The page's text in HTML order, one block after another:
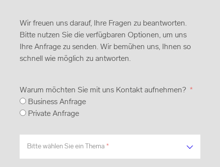
Wir freuen uns darauf, Ihre Fragen zu beantworten.
Bitte nutzen Sie die verfügbaren Optionen, um uns
Ihre Anfrage zu senden. Wir bemühen uns, Ihnen so
schnell wie möglich zu antworten.
Warum möchten Sie mit uns Kontakt aufnehmen? *
Business Anfrage
Private Anfrage
Bitte wählen Sie ein Thema *